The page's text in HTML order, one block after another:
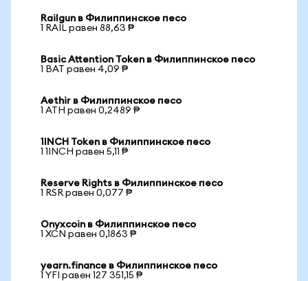
Railgun в Филиппинское песо
1 RAIL равен 88,63 ₱
Basic Attention Token в Филиппинское песо
1 BAT равен 4,09 ₱
Aethir в Филиппинское песо
1 ATH равен 0,2489 ₱
1INCH Token в Филиппинское песо
1 1INCH равен 5,11 ₱
Reserve Rights в Филиппинское песо
1 RSR равен 0,077 ₱
Onyxcoin в Филиппинское песо
1 XCN равен 0,1863 ₱
yearn.finance в Филиппинское песо
1 YFI равен 127 351,15 ₱